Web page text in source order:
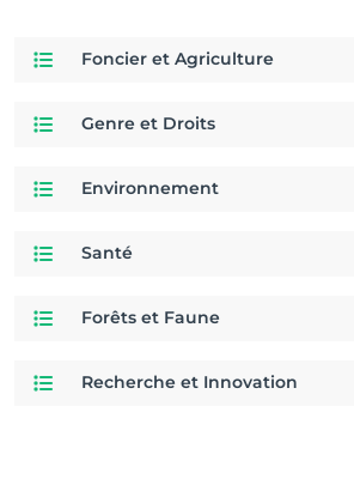
Foncier et Agriculture
Genre et Droits
Environnement
Santé
Forêts et Faune
Recherche et Innovation